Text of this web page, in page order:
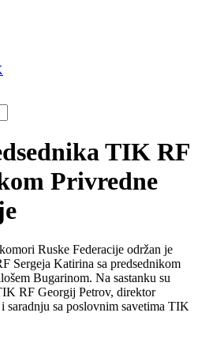
TIK RF
Privredne
Ruske Federacije održan je
Sergeja Katirina sa predsednikom
Bugarinom. Na sastanku su
RF Georgij Petrov, direktor
saradnju sa poslovnim savetima TIK